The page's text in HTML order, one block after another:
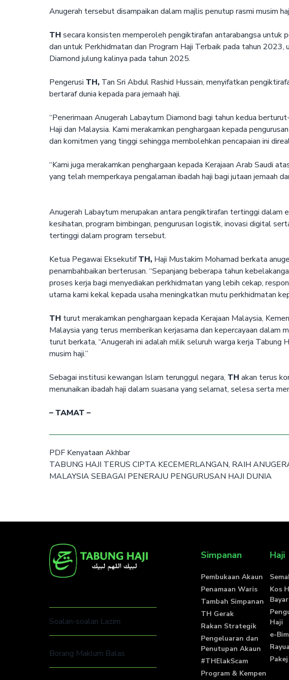
Anugerah tersebut disampaikan dalam majlis penutup rasmi musim
TH secara konsisten memperoleh pengiktirafan antarabangsa untuk
dan untuk Perkhidmatan dan Program Haji Terbaik pada tahun
Diamond julung kalinya pada tahun 2025.
Pengerusi TH, Tan Sri Abdul Rashid Hussain, menyifatkan
bertaraf dunia kepada para jemaah haji.
“Penerimaan Anugerah Labaytum Diamond bagi tahun kedua
Haji dan Malaysia. Kami merakamkan penghargaan kepada pengurusan
dan komitmen yang tinggi sehingga membolehkan pencapaian ini
“Kami juga merakamkan penghargaan kepada Kerajaan Arab Saudi
yang telah memperkaya pengalaman ibadah haji bagi jutaan jemaah
Anugerah Labaytum merupakan antara pengiktirafan tertinggi dalam
kesihatan, program bimbingan, pengurusan logistik, inovasi digital
tertinggi dalam program tersebut.
Ketua Pegawai EksekutifTH, Haji Mustakim Mohamad berkata
penambahbaikan berterusan. “Sepanjang beberapa tahun
proses kerja bagi menyediakan perkhidmatan yang lebih cekap,
utama kami kekal kepada usaha meningkatkan mutu perkhidmatan
TH turut merakamkan penghargaan kepada Kerajaan Malaysia,
Malaysia yang terus memberikan kerjasama dan kepercayaan dalam
turut berkata, “Anugerah ini adalah milik seluruh warga kerja
musim haji.”
Sebagai institusi kewangan Islam terunggul negara, TH akan terus
menunaikan ibadah haji dalam suasana yang selamat, selesa serta
– TAMAT –
PDF Kenyataan Akhbar
TABUNG HAJI TERUS CIPTA KECEMERLANGAN, RAIH
MALAYSIA SEBAGAI PENERAJU PENGURUSAN HAJI DUNIA
Soalan-soalan Lazim
Borang Maklum Balas
Simpanan
Pembukaan Akaun
Penamaan Waris
Tambah Simpanan
TH Gerak
Rakan Strategik
Pengeluaran dan
Penutupan Akaun
#THElakScam
Program & Kempen
Haji
Kos
Haji
e-
Pakej